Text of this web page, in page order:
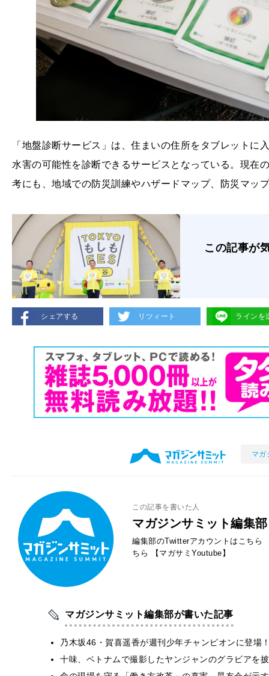
「地盤診断サービス」は、住まいの住所をタブレット
水害の可能性を診断できるサービスとなっている。現在
考にも、地域での防災訓練やハザードマップ、防災マッ
この記事が
シェアする リツィート ラインを
マガ
この記事を書いた人
マガジンサミット編集部
編集部のTwitterアカウントはこちら
ちら
【マガサミYoutube】
マガジンサミット編集部が書いた記事
乃木坂46・賀喜遥香が週刊少年チャンピオンに登
十味、ベトナムで撮影したヤンジャンのグラビアを